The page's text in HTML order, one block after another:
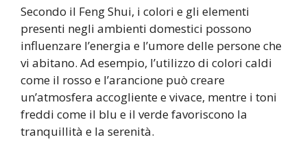
Secondo il Feng Shui, i colori e gli elementi
presenti negli ambienti domestici possono
influenzare l’energia e l’umore delle persone che
vi abitano. Ad esempio, l’utilizzo di colori caldi
come il rosso e l’arancione può creare
un’atmosfera accogliente e vivace, mentre i toni
freddi come il blu e il verde favoriscono la
tranquillità e la serenità.